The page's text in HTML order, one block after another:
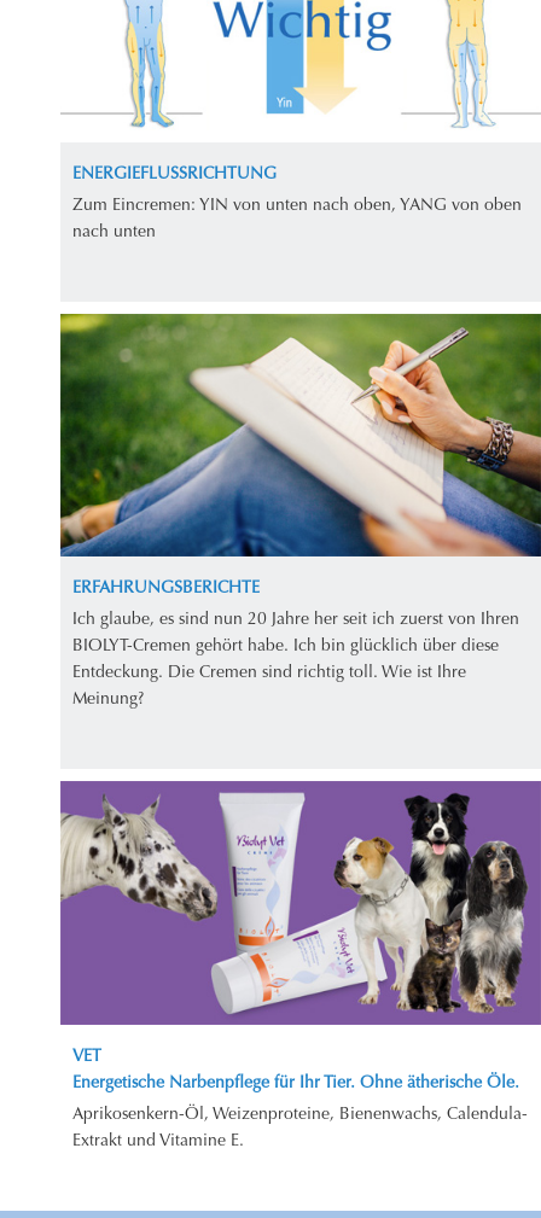
ENERGIEFLUSSRICHTUNG
Zum Eincremen: YIN von unten nach oben, YANG von oben
nach unten
ERFAHRUNGSBERICHTE
Ich glaube, es sind nun 20 Jahre her seit ich zuerst von Ihren
BIOLYT-Cremen gehört habe. Ich bin glücklich über diese
Entdeckung. Die Cremen sind richtig toll. Wie ist Ihre
Meinung?
VET
Energetische Narbenpflege für Ihr Tier. Ohne ätherische Öle.
Aprikosenkern-Öl, Weizenproteine, Bienenwachs, Calendula-
Extrakt und Vitamine E.